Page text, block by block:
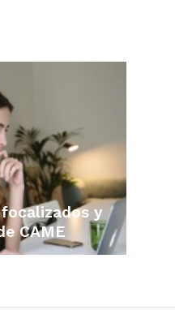
y
CAME